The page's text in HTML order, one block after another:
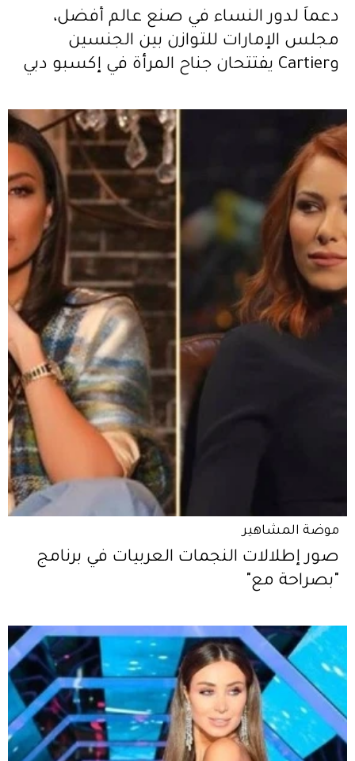
دعماً لدور النساء في صنع عالم أفضل،
مجلس الإمارات للتوازن بين الجنسين
وCartier يفتتحان جناح المرأة في إكسبو دبي
موضة المشاهير
صور إطلالات النجمات العربيات في برنامج
"بصراحة مع"